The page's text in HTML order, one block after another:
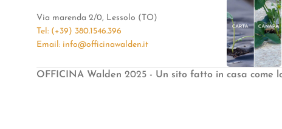
Via marenda 2/0, Lessolo (TO)
Tel: (+39) 380.1546.396
Email: info@officinawalden.it
OFFICINA Walden 2025 - Un sito fatto in casa come